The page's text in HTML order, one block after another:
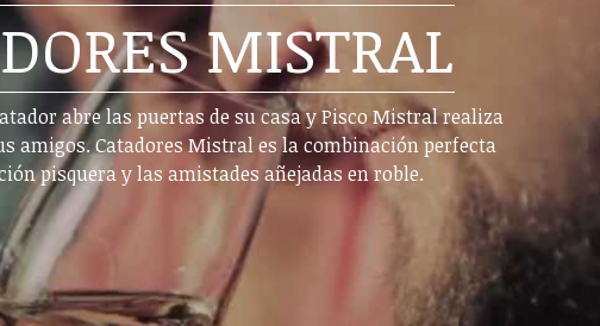
MISTRAL
abre las puertas de su casa y Pisco Mistral realiza
amigos. Catadores Mistral es la combinación perfecta
pisquera y las amistades añejadas en roble.